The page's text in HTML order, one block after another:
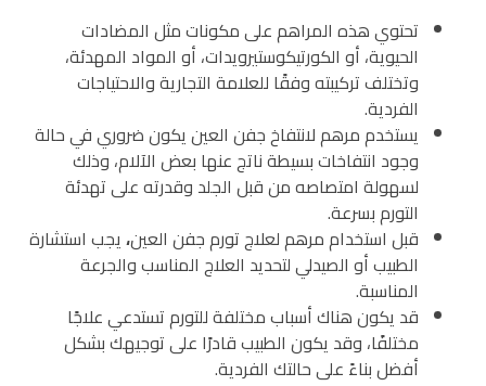
تحتوي هذه المراهم على مكونات مثل المضادات
الحيوية، أو الكورتيكوستيرويدات، أو المواد المهدئة،
وتختلف تركيبته وفقًا للعلامة التجارية والاحتياجات
الفردية.
يستخدممرهم لانتفاخ جفن العينيكون ضروري في حالة
وجود انتفاخات بسيطة ناتج عنها بعض الآلام، وذلك
لسهولة امتصاصه من قبل الجلد وقدرته على تهدئة
التورم بسرعة.
قبل استخداممرهم لعلاج تورم جفن العين،يجب استشارة
الطبيب أو الصيدلي لتحديد العلاج المناسب والجرعة
المناسبة.
قد يكون هناك أسباب مختلفة للتورم تستدعي علاجًا
مختلفًا، وقد يكون الطبيب قادرًا على توجيهك بشكل
أفضل بناءً على حالتك الفردية.